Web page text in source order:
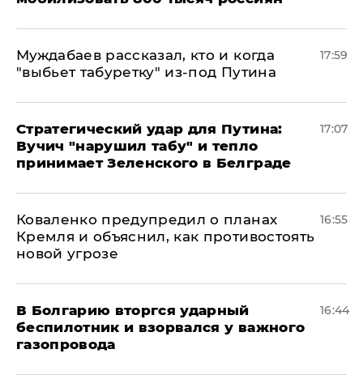
Муждабаев рассказал, кто и когда
"выбьет табуретку" из-под Путина
17:59
Стратегический удар для Путина:
Вучич "нарушил табу" и тепло
принимает Зеленского в Белграде
17:07
Коваленко предупредил о планах
Кремля и объяснил, как противостоять
новой угрозе
16:55
В Болгарию вторгся ударный
беспилотник и взорвался у важного
газопровода
16:44